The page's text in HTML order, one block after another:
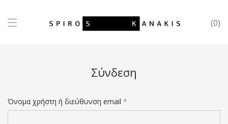
0
Σύνδεση
Όνομα χρήστη ή διεύθυνση email *